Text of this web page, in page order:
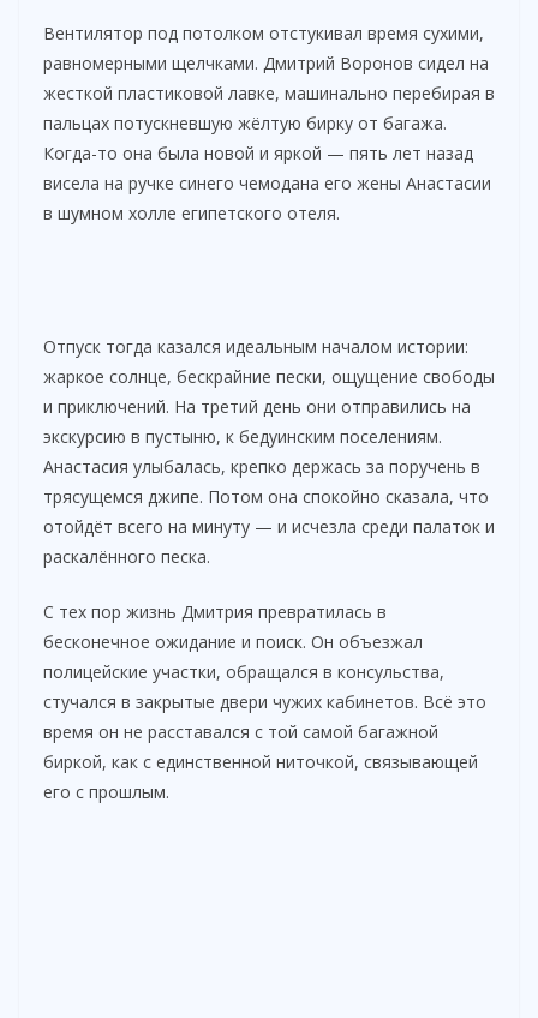
y
V
i
o
Вентилятор под потолком отстукивал время сухими,
равномерными щелчками. Дмитрий Воронов сидел на
жесткой пластиковой лавке, машинально перебирая в
пальцах потускневшую жёлтую бирку от багажа.
Когда-то она была новой и яркой — пять лет назад
висела на ручке синего чемодана его жены Анастасии
в шумном холле египетского отеля.
Отпуск тогда казался идеальным началом истории:
жаркое солнце, бескрайние пески, ощущение свободы
и приключений. На третий день они отправились на
экскурсию в пустыню, к бедуинским поселениям.
Анастасия улыбалась, крепко держась за поручень в
трясущемся джипе. Потом она спокойно сказала, что
отойдёт всего на минуту — и исчезла среди палаток и
раскалённого песка.
С тех пор жизнь Дмитрия превратилась в
бесконечное ожидание и поиск. Он объезжал
полицейские участки, обращался в консульства,
стучался в закрытые двери чужих кабинетов. Всё это
время он не расставался с той самой багажной
биркой, как с единственной ниточкой, связывающей
его с прошлым.